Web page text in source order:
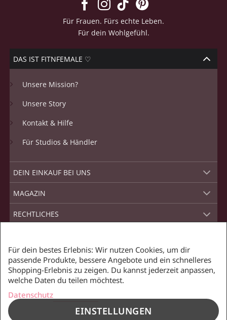
Für Frauen. Fürs echte Leben.
Für dein Wohlgefühl.
DAS IST FITNFEMALE ♡
Unsere Mission?
Unsere Story
Kontakt & Hilfe
Für Studios & Händler
DEIN EINKAUF BEI UNS
MAGAZIN
RECHTLICHES
SCHNELLER VERSAND MIT
Für dein bestes Erlebnis: Wir nutzen Cookies, um dir
passende Produkte, bessere Angebote und ein schnelleres
Shopping-Erlebnis zu zeigen. Du kannst jederzeit anpassen,
welche Daten du teilen möchtest.
Datenschutz
EINSTELLUNGEN